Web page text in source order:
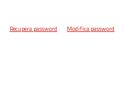
Recupera password Modifica password